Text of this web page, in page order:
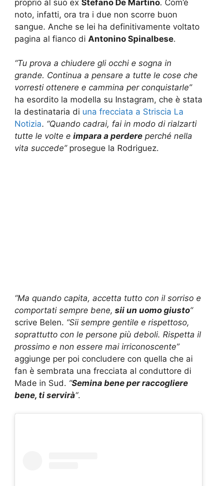
proprio al suo ex Stefano De Martino. Com’è
noto, infatti, ora tra i due non scorre buon
sangue. Anche se lei ha definitivamente voltato
pagina al fianco di Antonino Spinalbese.
“Tu prova a chiudere gli occhi e sogna in
grande. Continua a pensare a tutte le cose che
vorresti ottenere e cammina per conquistarle”
ha esordito la modella su Instagram, che è stata
la destinataria di una frecciata a Striscia La
Notizia. “Quando cadrai, fai in modo di rialzarti
tutte le volte e impara a perdere perché nella
vita succede”prosegue la Rodriguez.
“Ma quando capita, accetta tutto con il sorriso e
comportati sempre bene, sii un uomo giusto“
scrive Belen. “Sii sempre gentile e rispettoso,
soprattutto con le persone più deboli. Rispetta il
prossimo e non essere mai irriconoscente”
aggiunge per poi concludere con quella che ai
fan è sembrata una frecciata al conduttore di
Made in Sud. “Semina bene per raccogliere
bene, ti servirà“.